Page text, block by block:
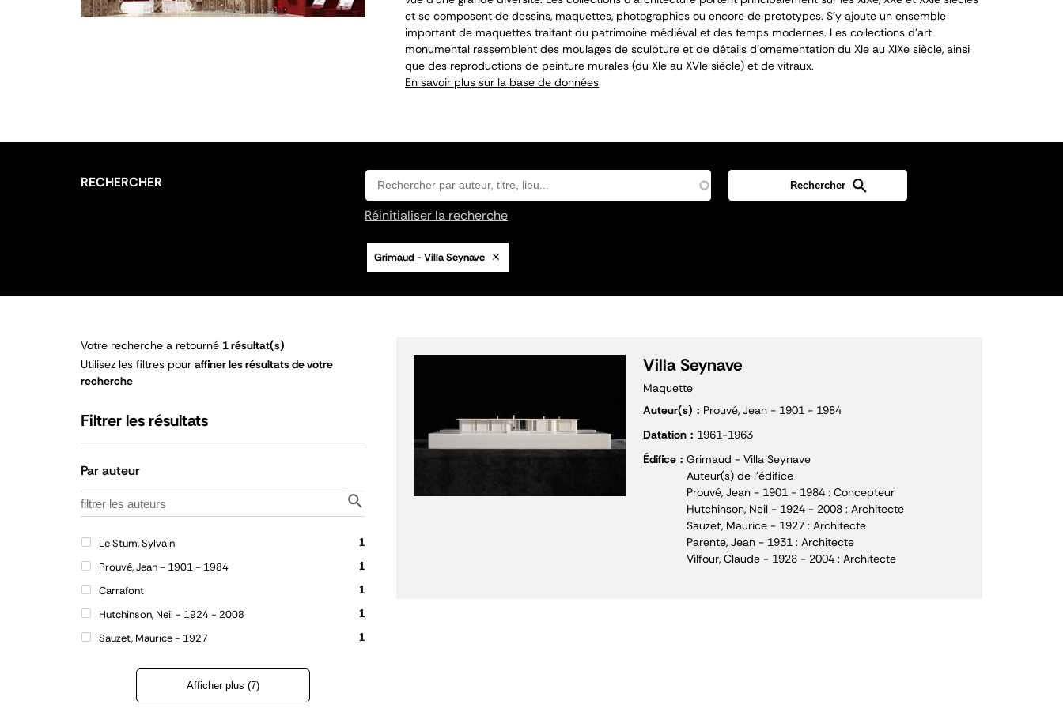
et se composent de dessins, maquettes, photographies ou encore de prototypes. S’y ajoute un ensemble
important de maquettes traitant du patrimoine médiéval et des temps modernes. Les collections d’art
monumental rassemblent des moulages de sculpture et de détails d’ornementation du XIe au XIXe siècle, ainsi
que des reproductions de peinture murales (du XIe au XVIe siècle) et de vitraux.
En savoir plus sur la base de données
RECHERCHER
Réinitialiser la recherche
Grimaud - Villa Seynave
Votre recherche a retourné 1 résultat(s)
Utilisez les filtres pour affiner les résultats de votre
recherche
Filtrer les résultats
Par auteur
Le Stum, Sylvain 1
Prouvé, Jean - 1901 - 1984 1
Carrafont 1
Hutchinson, Neil - 1924 - 2008 1
Sauzet, Maurice - 1927 1
Afficher plus (7)
Villa Seynave
Maquette
Auteur(s)
Prouvé, Jean - 1901 - 1984
Datation
1961-1963
Édifice
Grimaud - Villa Seynave
Auteur(s) de l'édifice
Prouvé, Jean - 1901 - 1984 : Concepteur
Hutchinson, Neil - 1924 - 2008 : Architecte
Sauzet, Maurice - 1927 : Architecte
Parente, Jean - 1931 : Architecte
Vilfour, Claude - 1928 - 2004 : Architecte